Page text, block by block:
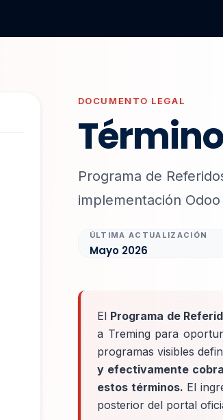
DOCUMENTO LEGAL
Programa de
implementación Odoo
ÚLTIMA ACTUALIZACIÓN
Mayo 2026
El Programa de
a Treming para
programas visibles
y efectivamente
estos términos. El
posterior del portal